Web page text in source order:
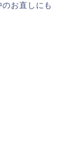
お直しにも